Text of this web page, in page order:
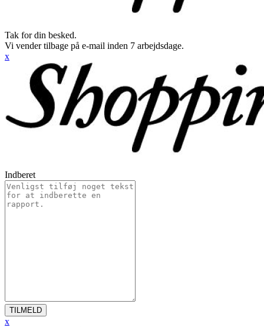
Tak for din besked.
Vi vender tilbage på e-mail inden 7 arbejdsdage.
x
Indberet
TILMELD
x